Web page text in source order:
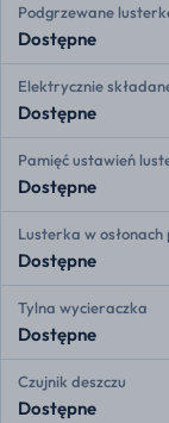
Podgrzewane
Dostępne
Elektrycznie
Dostępne
Pamięć ustawień
Dostępne
Lusterka w osłonach
Dostępne
Tylna wycieraczka
Dostępne
Czujnik deszczu
Dostępne